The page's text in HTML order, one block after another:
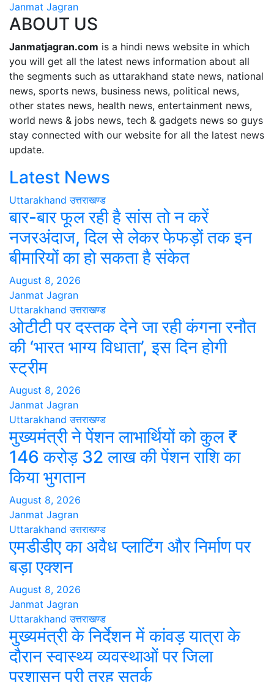
Janmat Jagran
ABOUT US
Janmatjagran.com is a hindi news website in which
you will get all the latest news information about all
the segments such as uttarakhand state news, national
news, sports news, business news, political news,
other states news, health news, entertainment news,
world news & jobs news, tech & gadgets news so guys
stay connected with our website for all the latest news
update.
Latest News
Uttarakhand उत्तराखण्ड
बार-बार फूल रही है सांस तो न करें
नजरअंदाज, दिल से लेकर फेफड़ों तक इन
बीमारियों का हो सकता है संकेत
August 8, 2026
Janmat Jagran
Uttarakhand उत्तराखण्ड
ओटीटी पर दस्तक देने जा रही कंगना रनौत
की ‘भारत भाग्य विधाता’, इस दिन होगी
स्ट्रीम
August 8, 2026
Janmat Jagran
Uttarakhand उत्तराखण्ड
मुख्यमंत्री ने पेंशन लाभार्थियों को कुल ₹
146 करोड़ 32 लाख की पेंशन राशि का
किया भुगतान
August 8, 2026
Janmat Jagran
Uttarakhand उत्तराखण्ड
एमडीडीए का अवैध प्लाटिंग और निर्माण पर
बड़ा एक्शन
August 8, 2026
Janmat Jagran
Uttarakhand उत्तराखण्ड
मुख्यमंत्री के निर्देशन में कांवड़ यात्रा के
दौरान स्वास्थ्य व्यवस्थाओं पर जिला
प्रशासन पूरी तरह सतर्क